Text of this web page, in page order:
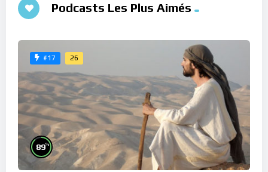
Podcasts Les Plus Aimés
#17 26
89%